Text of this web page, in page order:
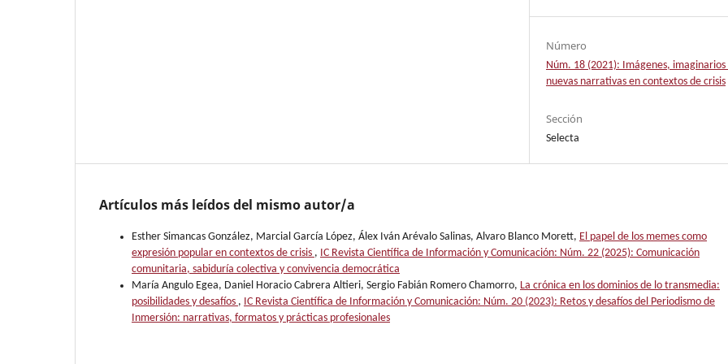
Número
Núm. 18 (2021): Imágenes, imaginarios
nuevas narrativas en contextos de crisis
Sección
Selecta
Artículos más leídos del mismo autor/a
Esther Simancas González, Marcial García López, Álex Iván Arévalo Salinas, Alvaro Blanco Morett, El papel de los memes como
expresión popular en contextos de crisis , IC Revista Científica de Información y Comunicación: Núm. 22 (2025): Comunicación
comunitaria, sabiduría colectiva y convivencia democrática
María Angulo Egea, Daniel Horacio Cabrera Altieri, Sergio Fabián Romero Chamorro, La crónica en los dominios de lo transmedia:
posibilidades y desafíos , IC Revista Científica de Información y Comunicación: Núm. 20 (2023): Retos y desafíos del Periodismo de
Inmersión: narrativas, formatos y prácticas profesionales